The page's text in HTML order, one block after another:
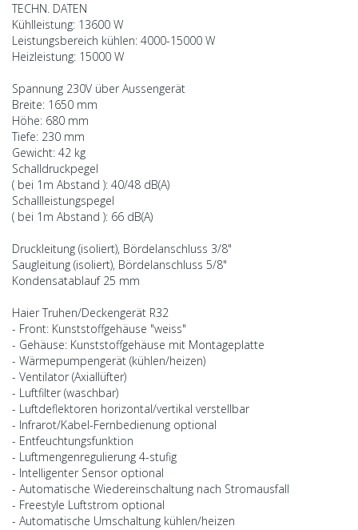
TECHN. DATEN
Kühlleistung: 13600 W
Leistungsbereich kühlen: 4000-15000 W
Heizleistung: 15000 W
Spannung 230V über Aussengerät
Breite: 1650 mm
Höhe: 680 mm
Tiefe: 230 mm
Gewicht: 42 kg
Schalldruckpegel
( bei 1m Abstand ): 40/48 dB(A)
Schallleistungspegel
( bei 1m Abstand ): 66 dB(A)
Druckleitung (isoliert), Bördelanschluss 3/8"
Saugleitung (isoliert), Bördelanschluss 5/8"
Kondensatablauf 25 mm
Haier Truhen/Deckengerät R32
- Front: Kunststoffgehäuse "weiss"
- Gehäuse: Kunststoffgehäuse mit Montageplatte
- Wärmepumpengerät (kühlen/heizen)
- Ventilator (Axiallüfter)
- Luftfilter (waschbar)
- Luftdeflektoren horizontal/vertikal verstellbar
- Infrarot/Kabel-Fernbedienung optional
- Entfeuchtungsfunktion
- Luftmengenregulierung 4-stufig
- Intelligenter Sensor optional
- Automatische Wiedereinschaltung nach Stromausfall
- Freestyle Luftstrom optional
- Automatische Umschaltung kühlen/heizen